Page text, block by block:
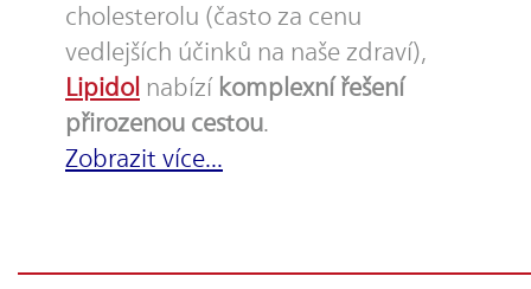
cholesterolu (často za cenu
vedlejších účinků na naše zdraví),
Lipidol nabízí komplexní řešení
přirozenou cestou.
Zobrazit více...